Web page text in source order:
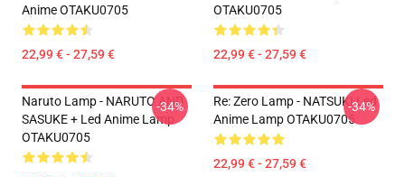
Anime OTAKU0705
22,99 € - 27,59 €
OTAKU0705
22,99 € - 27,59 €
Naruto Lamp - NARUTO AND
SASUKE + Led Anime Lamp
OTAKU0705
-34%
Re: Zero Lamp - NATSUKI Led
Anime Lamp OTAKU0705
22,99 € - 27,59 €
-34%